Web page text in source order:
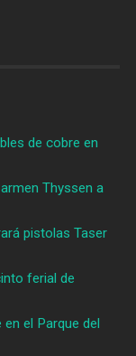
de cobre en
Thyssen a
pistolas Taser
ferial de
el Parque del